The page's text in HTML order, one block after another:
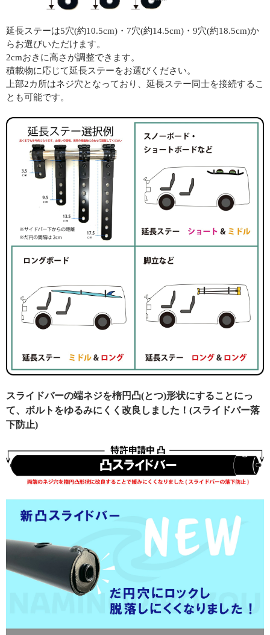
延長ステーは5穴(約10.5cm)・7穴(約14.5cm)・9穴(約18.5cm)か
らお選びいただけます。
2cmおきに高さが調整できます。
積載物に応じて延長ステーをお選びください。
上部2カ所はネジ穴となっており、延長ステー同士を接続するこ
とも可能です。
スライドバーの端ネジを楕円凸(とつ)形状にすることにっ
て、ボルトをゆるみにくく改良しました！(スライドバー落
下防止)